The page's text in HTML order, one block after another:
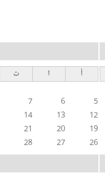
أ ا ث
5
6
7
12
13
14
19
20
21
26
27
28